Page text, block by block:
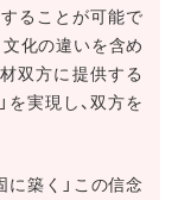
ることが可能で
化の違いを含め
双方に提供する
を実現し、双方を
築く」この信念